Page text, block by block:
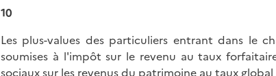
10
Les plus-values des particuliers entrant dans le
soumises à l'impôt sur le revenu au taux
sociaux sur les revenus du patrimoine au taux global